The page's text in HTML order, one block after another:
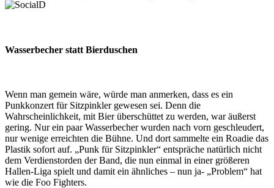
Wasserbecher statt Bierduschen
Wenn man gemein wäre, würde man anmerken, dass es ein
Punkkonzert für Sitzpinkler gewesen sei. Denn die
Wahrscheinlichkeit, mit Bier überschüttet zu werden, war äußerst
gering. Nur ein paar Wasserbecher wurden nach vorn geschleudert,
nur wenige erreichten die Bühne. Und dort sammelte ein Roadie das
Plastik sofort auf. „Punk für Sitzpinkler“ entspräche natürlich nicht
dem Verdienstorden der Band, die nun einmal in einer größeren
Hallen-Liga spielt und damit ein ähnliches – nun ja- „Problem“ hat
wie die Foo Fighters.